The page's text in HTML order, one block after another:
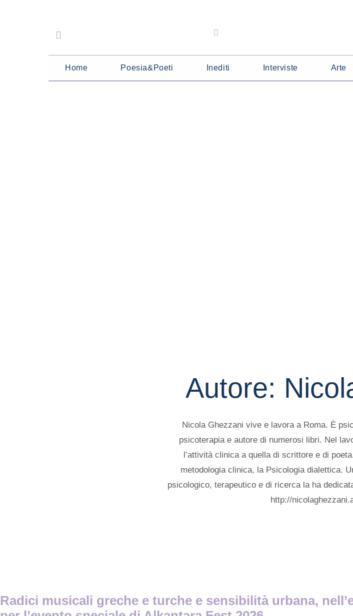
Home Poesia&Poeti Inediti Interviste Arte
Autore:
Nicola Ghezzani vive e lavora a Roma. È
psicoterapia e autore di numerosi libri. Nel
l’attività clinica a quella di scrittore e di
metodologia clinica, la Psicologia dialettica.
psicologico, terapeutico e di ricerca la ha
http://
Radici musicali greche e turche e sensibilità urbana,